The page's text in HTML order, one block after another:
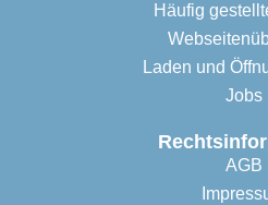
Häufig
Laden und
Jobs
AGB